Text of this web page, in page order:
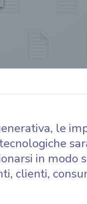
le
in modo
clienti,